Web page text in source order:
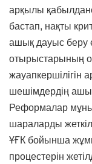
арқылы
бастап, нақты
ашық дауыс беру
отырыстарының
жауапкершілігін
шешімдердің
Реформалар
шараларды
ҰҒК бойынша
процестерін